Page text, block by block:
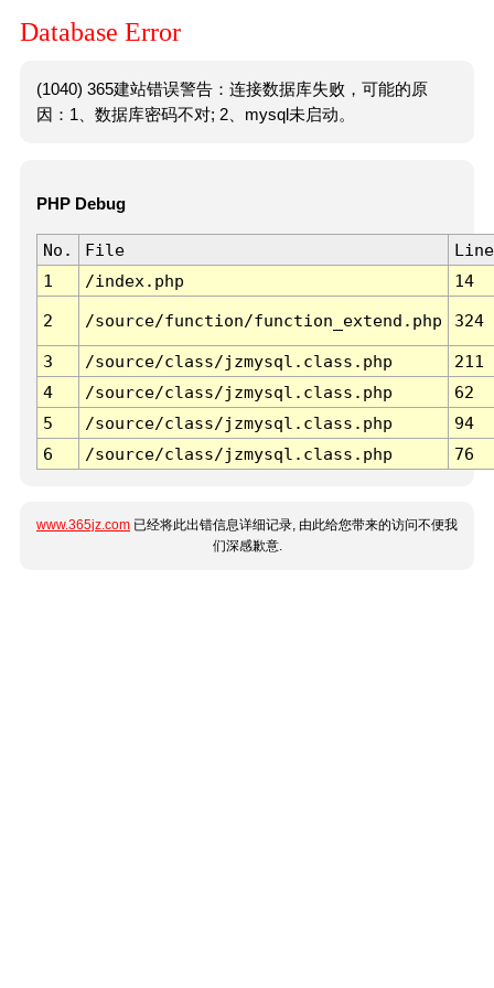
Database Error
(1040) 365建站错误警告：连接数据库失败，可能的原
因：1、数据库密码不对; 2、mysql未启动。
PHP Debug
No. File
Line
1
/index.php 14
2 /source/function/function_extend.php 324
3 /source/class/jzmysql.class.php
211
4
/source/class/jzmysql.class.php
62
5
/source/class/jzmysql.class.php
94
6
/source/class/jzmysql.class.php 76
www.365jz.com 已经将此出错信息详细记录, 由此给您带来的访问不便我
们深感歉意.